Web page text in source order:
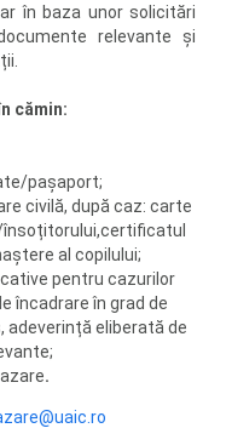
în baza unor solicitări
relevante și
cămin:
pașaport;
civilă, după caz: carte
al copilului;
pentru cazurilor
încadrare în grad de
adeverință eliberată de
.